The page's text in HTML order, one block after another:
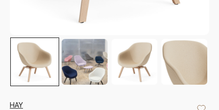
HAY